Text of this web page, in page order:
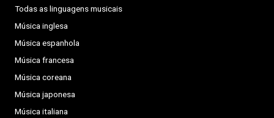
Todas as linguagens musicais
Música inglesa
Música espanhola
Música francesa
Música coreana
Música japonesa
Música italiana